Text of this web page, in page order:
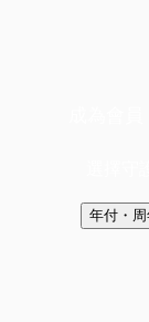
年付・